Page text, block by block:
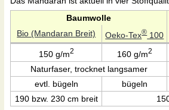
Baumwolle
Bio (Mandaran Breit)
Oeko-Tex®100
150 g/m2 160 g/m2
Naturfaser, trocknet langsamer
evtl. bügeln
bügeln
190 bzw. 230 cm breit